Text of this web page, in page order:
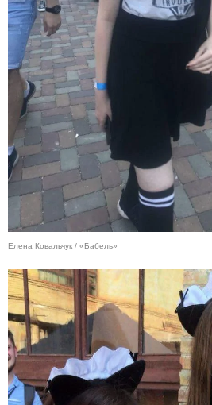
Елена Ковальчук / «Бабель»